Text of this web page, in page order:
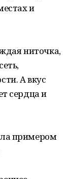
и
ниточка,
А вкус
сердца и
примером